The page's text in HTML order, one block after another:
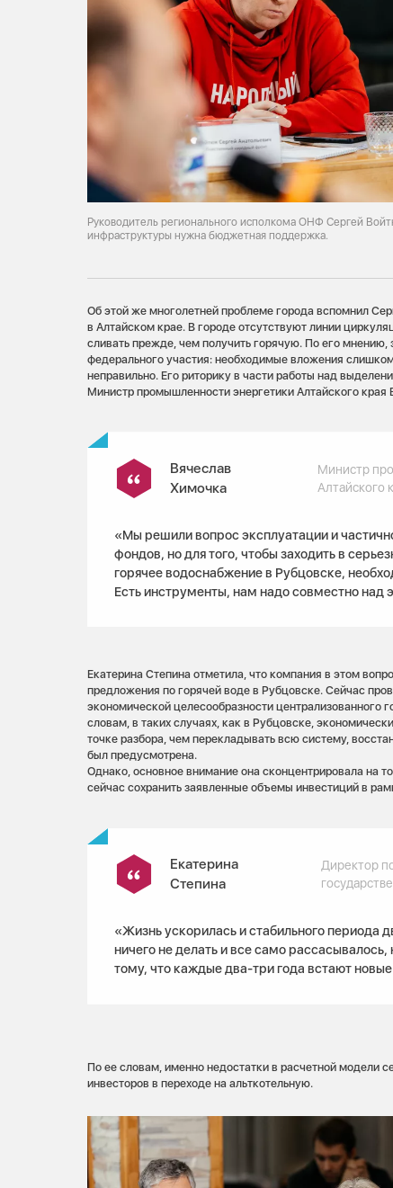
Руководитель регионального исполкома ОНФ Сергей
инфраструктуры нужна бюджетная поддержка.
Об этой же многолетней проблеме города вспомнил
в Алтайском крае. В городе отсутствуют линии
сливать прежде, чем получить горячую. По его мнению,
федерального участия: необходимые вложения
неправильно. Его риторику в части работы над
Министр промышленности энергетики Алтайского края
Вячеслав
Химочка
Министр
Алтайского
«Мы решили вопрос эксплуатации и
фондов, но для того, чтобы заходить в
горячее водоснабжение в Рубцовске,
Есть инструменты, нам надо совместно над
Екатерина Степина отметила, что компания в этом
предложения по горячей воде в Рубцовске. Сейчас
экономической целесообразности централизованного
словам, в таких случаях, как в Рубцовске,
точке разбора, чем перекладывать всю систему,
был предусмотрена.
Однако, основное внимание она сконцентрировала на
сейчас сохранить заявленные объемы инвестиций в
Екатерина
Степина
Директор
«Жизнь ускорилась и стабильного периода
ничего не делать и все само
тому, что каждые два-три года встают
По ее словам, именно недостатки в расчетной модели
инвесторов в переходе на альткотельную.